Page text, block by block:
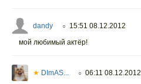
dandy ○ 15:51 08.12.2012
мой любимый актёр!
★ DImAS... ○ 06:11 08.12.2012